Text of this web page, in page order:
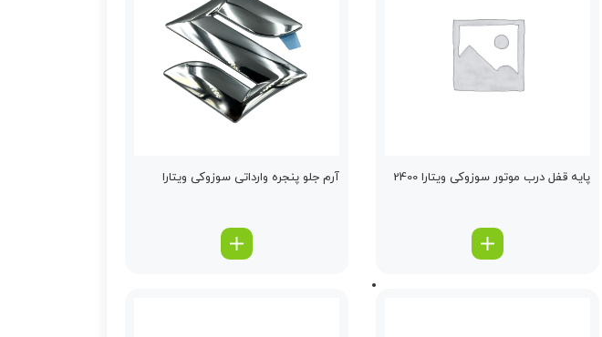
پایه قفل درب موتور سوزوکی ویتارا 2400 آرم جلو پنجره وارداتی سوزوکی ویتارا